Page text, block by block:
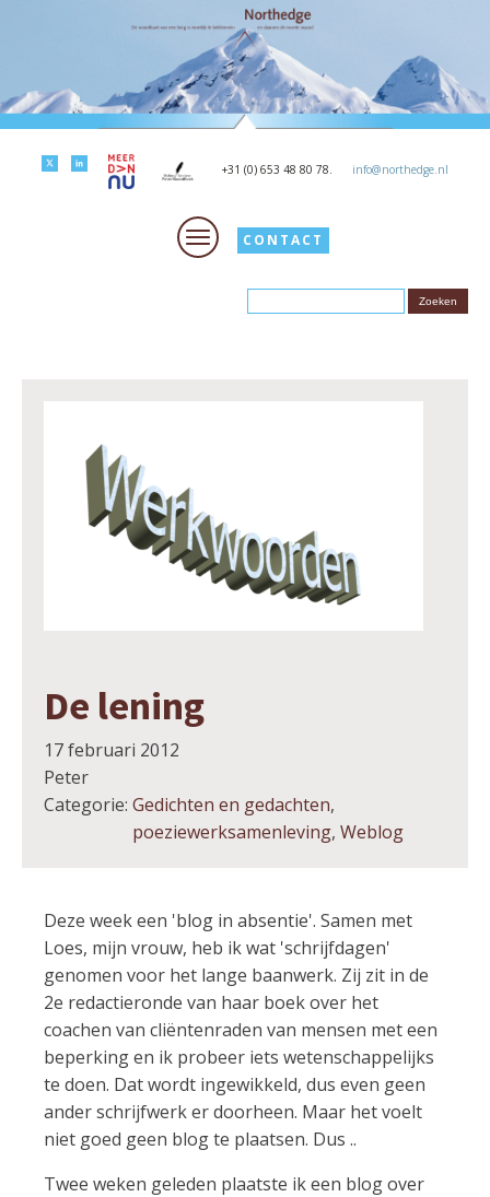
+31 (0) 653 48 80 78. info@northedge.nl
CONTACT
De lening
17 februari 2012
Peter
Categorie: Gedichten en gedachten,
poeziewerksamenleving, Weblog
Deze week een 'blog in absentie'. Samen met
Loes, mijn vrouw, heb ik wat 'schrijfdagen'
genomen voor het lange baanwerk. Zij zit in de
2e redactieronde van haar boek over het
coachen van cliëntenraden van mensen met een
beperking en ik probeer iets wetenschappelijks
te doen. Dat wordt ingewikkeld, dus even geen
ander schrijfwerk er doorheen. Maar het voelt
niet goed geen blog te plaatsen. Dus ..
Twee weken geleden plaatste ik een blog over